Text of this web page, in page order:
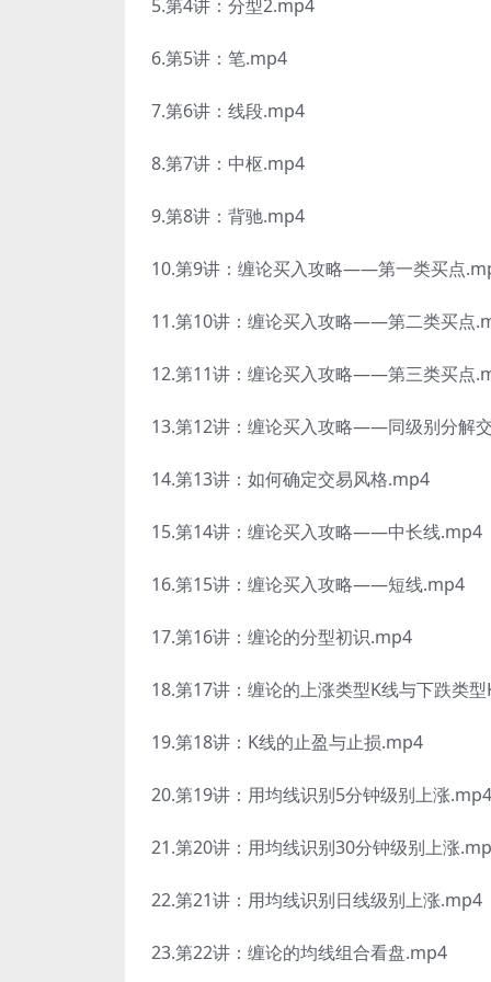
5.第4讲：分型2.mp4
6.第5讲：笔.mp4
7.第6讲：线段.mp4
8.第7讲：中枢.mp4
9.第8讲：背驰.mp4
10.第9讲：缠论买入攻略——第一类买点
11.第10讲：缠论买入攻略——第二类买点
12.第11讲：缠论买入攻略——第三类买点
13.第12讲：缠论买入攻略——同级别分解
14.第13讲：如何确定交易风格.mp4
15.第14讲：缠论买入攻略——中长线.mp4
16.第15讲：缠论买入攻略——短线.mp4
17.第16讲：缠论的分型初识.mp4
18.第17讲：缠论的上涨类型K线与下跌类
19.第18讲：K线的止盈与止损.mp4
20.第19讲：用均线识别5分钟级别上涨.mp4
21.第20讲：用均线识别30分钟级别上涨
22.第21讲：用均线识别日线级别上涨.mp4
23.第22讲：缠论的均线组合看盘.mp4